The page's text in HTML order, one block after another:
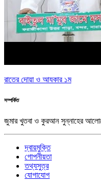
রাতের দোয়া ও আযকার ১ম
সম্পর্কিত
জুমার খুতবা ও কুরআন সুন্নাহের
দ্বায়মুক্তি
গোপনীয়তা
তথ্যসুত্র
যোগাযোগ